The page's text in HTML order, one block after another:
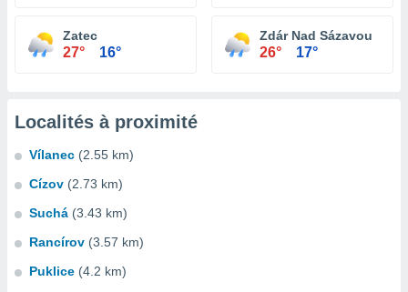
Zatec
27° 16°
Zdár Nad Sázavou
26° 17°
Localités à proximité
Vílanec (2.55 km)
Cízov (2.73 km)
Suchá (3.43 km)
Rancírov (3.57 km)
Puklice (4.2 km)